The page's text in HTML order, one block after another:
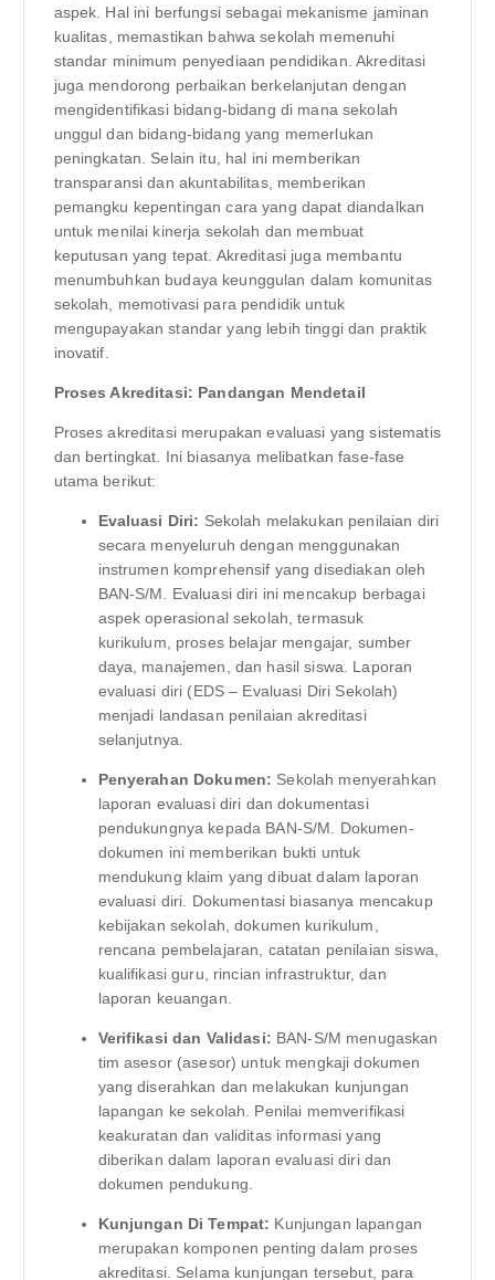
aspek. Hal ini berfungsi sebagai mekanisme jaminan
kualitas, memastikan bahwa sekolah memenuhi
standar minimum penyediaan pendidikan. Akreditasi
juga mendorong perbaikan berkelanjutan dengan
mengidentifikasi bidang-bidang di mana sekolah
unggul dan bidang-bidang yang memerlukan
peningkatan. Selain itu, hal ini memberikan
transparansi dan akuntabilitas, memberikan
pemangku kepentingan cara yang dapat diandalkan
untuk menilai kinerja sekolah dan membuat
keputusan yang tepat. Akreditasi juga membantu
menumbuhkan budaya keunggulan dalam komunitas
sekolah, memotivasi para pendidik untuk
mengupayakan standar yang lebih tinggi dan praktik
inovatif.
Proses Akreditasi: Pandangan Mendetail
Proses akreditasi merupakan evaluasi yang sistematis
dan bertingkat. Ini biasanya melibatkan fase-fase
utama berikut:
Evaluasi Diri: Sekolah melakukan penilaian diri
secara menyeluruh dengan menggunakan
instrumen komprehensif yang disediakan oleh
BAN-S/M. Evaluasi diri ini mencakup berbagai
aspek operasional sekolah, termasuk
kurikulum, proses belajar mengajar, sumber
daya, manajemen, dan hasil siswa. Laporan
evaluasi diri (EDS – Evaluasi Diri Sekolah)
menjadi landasan penilaian akreditasi
selanjutnya.
Penyerahan Dokumen: Sekolah menyerahkan
laporan evaluasi diri dan dokumentasi
pendukungnya kepada BAN-S/M. Dokumen-
dokumen ini memberikan bukti untuk
mendukung klaim yang dibuat dalam laporan
evaluasi diri. Dokumentasi biasanya mencakup
kebijakan sekolah, dokumen kurikulum,
rencana pembelajaran, catatan penilaian siswa,
kualifikasi guru, rincian infrastruktur, dan
laporan keuangan.
Verifikasi dan Validasi: BAN-S/M menugaskan
tim asesor (asesor) untuk mengkaji dokumen
yang diserahkan dan melakukan kunjungan
lapangan ke sekolah. Penilai memverifikasi
keakuratan dan validitas informasi yang
diberikan dalam laporan evaluasi diri dan
dokumen pendukung.
Kunjungan Di Tempat: Kunjungan lapangan
merupakan komponen penting dalam proses
akreditasi. Selama kunjungan tersebut, para